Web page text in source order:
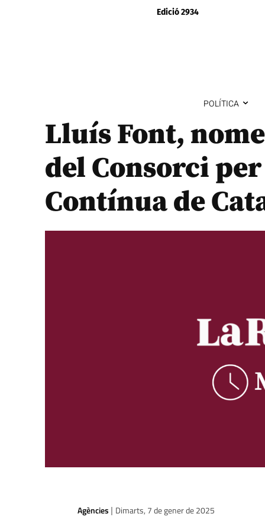
Edició 2934
POLÍTICA
Lluís Font,
del Consorci
Contínua de
Agències | Dimarts, 7 de gener de 2025